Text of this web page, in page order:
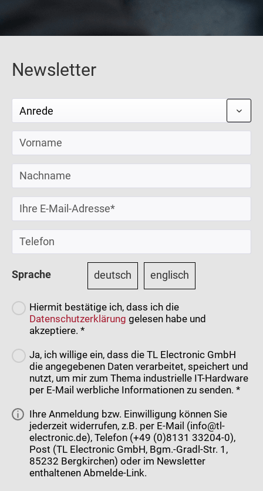
Newsletter
Sprache deutsch englisch
Hiermit bestätige ich, dass ich die
Datenschutzerklärung gelesen habe und
akzeptiere. *
Ja, ich willige ein, dass die TL Electronic GmbH
die angegebenen Daten verarbeitet, speichert und
nutzt, um mir zum Thema industrielle IT-Hardware
per E-Mail werbliche Informationen zu senden. *
Ihre Anmeldung bzw. Einwilligung können Sie
jederzeit widerrufen, z.B. per E-Mail (info@tl-
electronic.de), Telefon (+49 (0)8131 33204-0),
Post (TL Electronic GmbH, Bgm.-Gradl-Str. 1,
85232 Bergkirchen) oder im Newsletter
enthaltenen Abmelde-Link.